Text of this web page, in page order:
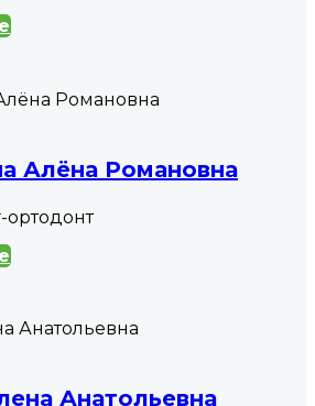
Алёна Романовна
ортодонт
Анатольевна